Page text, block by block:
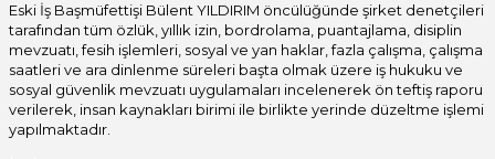
Eski İş Başmüfettişi Bülent YILDIRIM öncülüğünde şirket denetçileri
tarafından tüm özlük, yıllık izin, bordrolama, puantajlama, disiplin
mevzuatı, fesih işlemleri, sosyal ve yan haklar, fazla çalışma, çalışma
saatleri ve ara dinlenme süreleri başta olmak üzere iş hukuku ve
sosyal güvenlik mevzuatı uygulamaları incelenerek ön teftiş raporu
verilerek, insan kaynakları birimi ile birlikte yerinde düzeltme işlemi
yapılmaktadır.